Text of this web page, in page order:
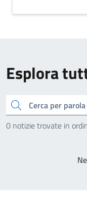
Esplora
Cerca
0 notizie trovate in